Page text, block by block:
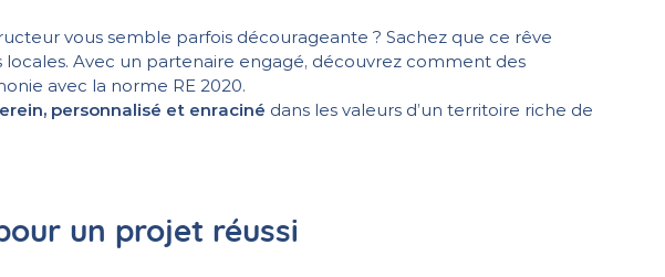
vous semble parfois décourageante ? Sachez que ce rêve
Avec un partenaire engagé, découvrez comment des
avec la norme RE 2020.
personnalisé et enraciné dans les valeurs d’un territoire riche de
un projet réussi